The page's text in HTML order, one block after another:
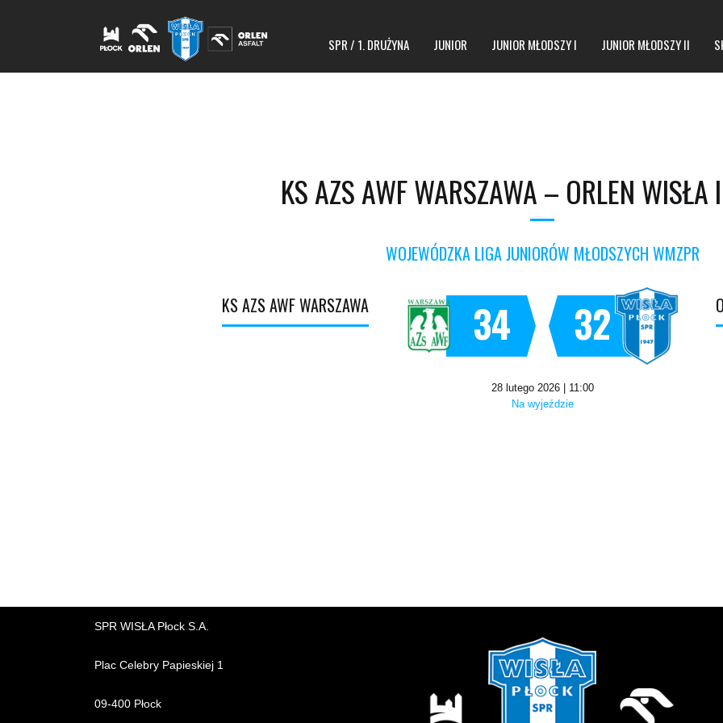
SPR / 1. DRUŻYNA JUNIOR JUNIOR MŁODSZY I JUNIOR MŁODSZY II
KS AZS AWF WARSZAWA – ORLEN WISŁA
WOJEWÓDZKA LIGA JUNIORÓW MŁODSZYCH WMZPR
34
KS AZS AWF WARSZAWA 32
28 lutego 2026 | 11:00
Na wyjeździe
SPR WISŁA Płock S.A.
Plac Celebry Papieskiej 1
09-400 Płock